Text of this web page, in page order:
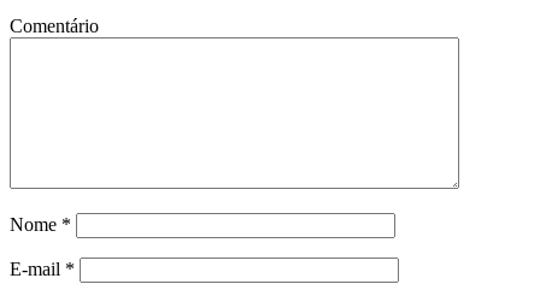
Comentário
Nome *
E-mail *